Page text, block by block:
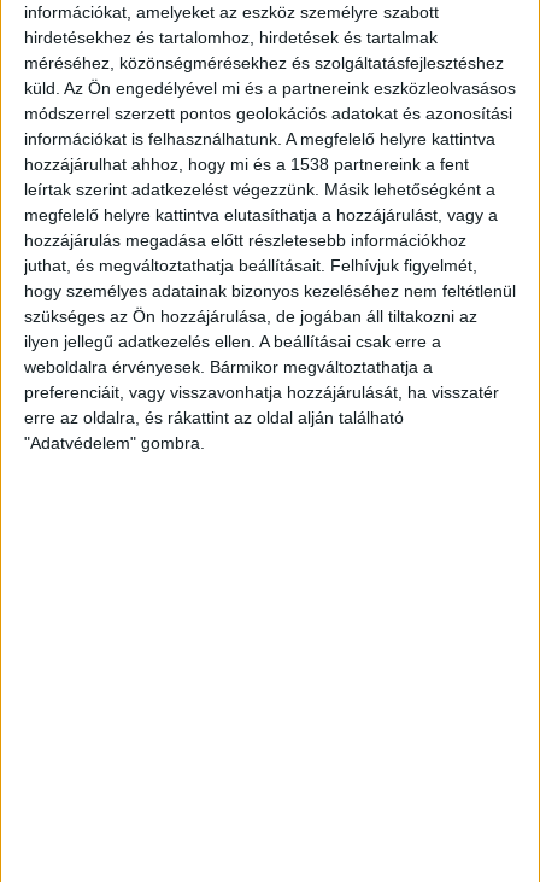
információkat, amelyeket az eszköz személyre szabott
hirdetésekhez és tartalomhoz, hirdetések és tartalmak
méréséhez, közönségmérésekhez és szolgáltatásfejlesztéshez
küld. Az Ön engedélyével mi és a partnereink eszközleolvasásos
módszerrel szerzett pontos geolokációs adatokat és azonosítási
információkat is felhasználhatunk. A megfelelő helyre kattintva
hozzájárulhat ahhoz, hogy mi és a 1538 partnereink a fent
leírtak szerint adatkezelést végezzünk. Másik lehetőségként a
megfelelő helyre kattintva elutasíthatja a hozzájárulást, vagy a
hozzájárulás megadása előtt részletesebb információkhoz
juthat, és megváltoztathatja beállításait. Felhívjuk figyelmét,
hogy személyes adatainak bizonyos kezeléséhez nem feltétlenül
szükséges az Ön hozzájárulása, de jogában áll tiltakozni az
ilyen jellegű adatkezelés ellen. A beállításai csak erre a
weboldalra érvényesek. Bármikor megváltoztathatja a
preferenciáit, vagy visszavonhatja hozzájárulását, ha visszatér
erre az oldalra, és rákattint az oldal alján található
"Adatvédelem" gombra.
Két év sem kellett: máris nyugdíjba küldi utolsó
amerikai villanyautóját a Honda
Kilencmillió alatt indul a legolcsóbb elektromos
Volkswagen